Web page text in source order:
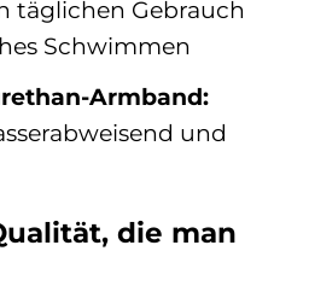
täglichen Gebrauch
Schwimmen
Armband:
und
die man